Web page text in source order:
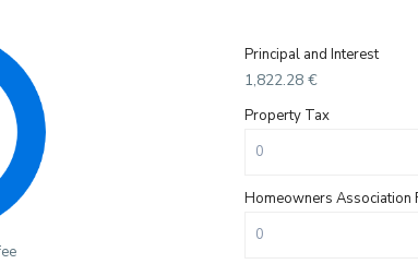
Principal and Interest
1,822.28 €
Property Tax
Homeowners Association